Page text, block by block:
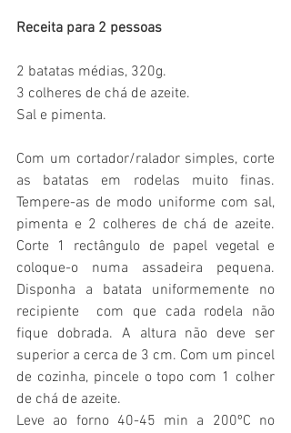
Receita para 2 pessoas
2 batatas médias, 320g.
3 colheres de chá de azeite.
Sal e pimenta.
Com um cortador/ralador simples, corte
as batatas em rodelas muito finas.
Tempere-as de modo uniforme com sal,
pimenta e 2 colheres de chá de azeite.
Corte 1 rectângulo de papel vegetal e
coloque-o numa assadeira pequena.
Disponha a batata uniformemente no
recipiente  com que cada rodela não
fique dobrada. A altura não deve ser
superior a cerca de 3 cm. Com um pincel
de cozinha, pincele o topo com 1 colher
de chá de azeite.
Leve ao forno 40-45 min a 200ºC no